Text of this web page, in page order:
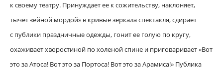
к своему театру. Принуждает ее к сожительству, наклоняет,
тычет «ейной мордой» в кривые зеркала спектакля, сдирает
с публики праздничные одежды, гонит ее голую по кругу,
охаживает хворостиной по холеной спине и приговаривает «Вот
это за Атоса! Вот это за Портоса! Вот это за Арамиса!» Публика